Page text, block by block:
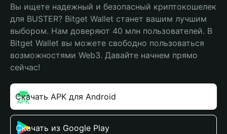
Вы ищете надежный и безопасный криптокошелек
для BUSTER? Bitget Wallet станет вашим лучшим
выбором. Нам доверяют 40 млн пользователей. В
Bitget Wallet вы можете свободно пользоваться
возможностями Web3. Давайте начнем прямо
сейчас!
Скачать APK для Android
Скачать из Google Play